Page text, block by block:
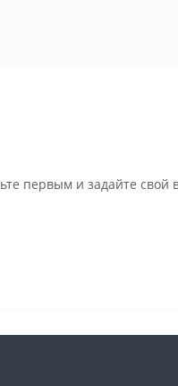
первым и задайте свой